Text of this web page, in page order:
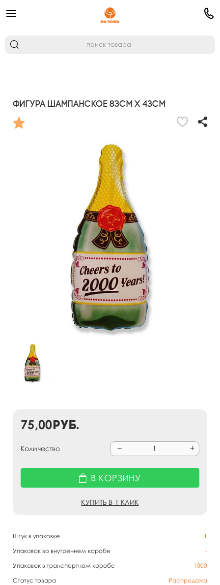
Фигура Шампанское 83см х 43см
Штук в упаковке
1
Упаковок во внутреннем коробе
-
Упаковок в транспортном коробе
1000
Статус товара
Распродажа
75,00руб.
Количество
В КОРЗИНУ
КУПИТЬ В 1 КЛИК